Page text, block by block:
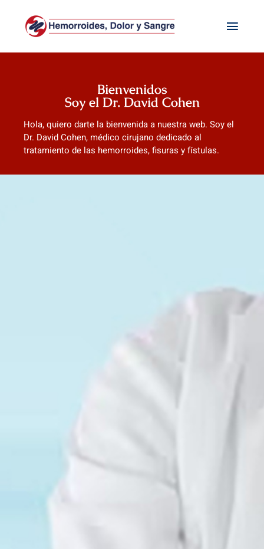
contenido
Bienvenidos
Soy el Dr. David Cohen
Hola, quiero darte la bienvenida a nuestra web. Soy el
Dr. David Cohen, médico cirujano dedicado al
tratamiento de las hemorroides, fisuras y fístulas.